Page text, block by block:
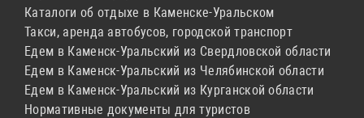
Каталоги об отдыхе в Каменске-Уральском
Такси, аренда автобусов, городской транспорт
Едем в Каменск-Уральский из Свердловской области
Едем в Каменск-Уральский из Челябинской области
Едем в Каменск-Уральский из Курганской области
Нормативные документы для туристов